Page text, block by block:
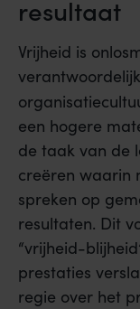
resultaat
Vrijheid is
een hogere
de taak van de
creëren waarin
spreken op
resultaten. Dit
“vrijheid-
prestaties
regie over het